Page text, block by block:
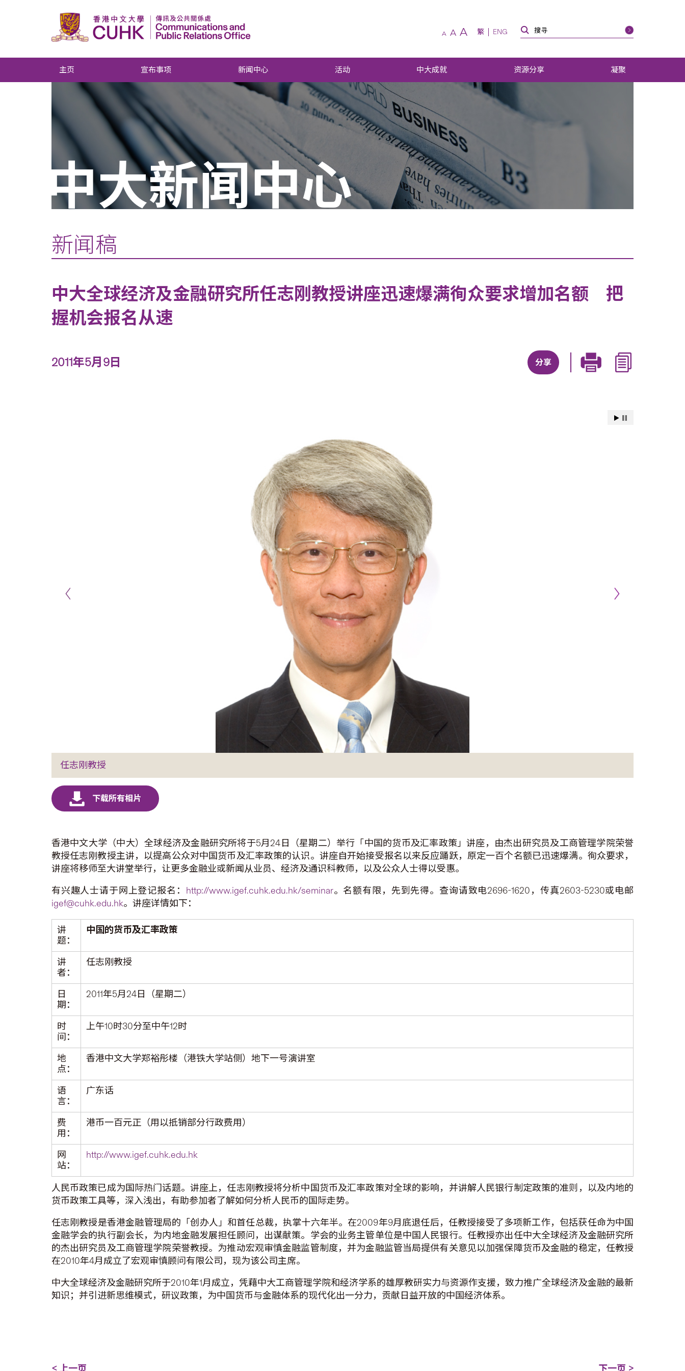
A A A 繁 ENG
主页 宣布事项 新闻中心 活动 中大成就 资源分享 凝聚
中大新闻中心
新闻稿
中大全球经济及金融研究所任志刚教授讲座迅速爆满徇众要求增加名额 把
握机会报名从速
2011年5月9日 分享
任志刚教授
香港中文大学（中大）全球经济及金融研究所将于5月24日（星期二）举行「中国的货币及汇率政策」讲座，由杰出研究员及工商管理学院荣誉
教授任志刚教授主讲，以提高公众对中国货币及汇率政策的认识。讲座自开始接受报名以来反应踊跃，原定一百个名额已迅速爆满。徇众要求，
讲座将移师至大讲堂举行，让更多金融业或新闻从业员、经济及通识科教师，以及公众人士得以受惠。
有兴趣人士请于网上登记报名： http://www.igef.cuhk.edu.hk/seminar。名额有限，先到先得。查询请致电2696-1620，传真2603-5230或电邮
igef@cuhk.edu.hk。讲座详情如下：
讲
题：
中国的货币及汇率政策
讲
者：
任志刚教授
日
期：
2011年5月24日（星期二）
时
间：
上午10时30分至中午12时
地
点：
香港中文大学郑裕彤楼（港铁大学站侧）地下一号演讲室
语
言：
广东话
费
用：
港币一百元正（用以抵销部分行政费用）
网
站：
http://www.igef.cuhk.edu.hk
人民币政策已成为国际热门话题。讲座上，任志刚教授将分析中国货币及汇率政策对全球的影响，并讲解人民银行制定政策的准则，以及内地的
货币政策工具等，深入浅出，有助参加者了解如何分析人民币的国际走势。
任志刚教授是香港金融管理局的「创办人」和首任总裁，执掌十六年半。在2009年9月底退任后，任教授接受了多项新工作，包括获任命为中国
金融学会的执行副会长，为内地金融发展担任顾问，出谋献策。学会的业务主管单位是中国人民银行。任教授亦出任中大全球经济及金融研究所
的杰出研究员及工商管理学院荣誉教授。为推动宏观审慎金融监管制度，并为金融监管当局提供有关意见以加强保障货币及金融的稳定，任教授
在2010年4月成立了宏观审慎顾问有限公司，现为该公司主席。
中大全球经济及金融研究所于2010年1月成立，凭藉中大工商管理学院和经济学系的雄厚教研实力与资源作支援，致力推广全球经济及金融的最新
知识；并引进新思维模式，研议政策，为中国货币与金融体系的现代化出一分力，贡献日益开放的中国经济体系。
< 上一页 下一页 >